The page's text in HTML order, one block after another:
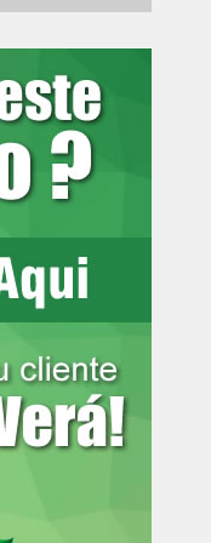
e destinam
atingidas por
Gerais (MP
Paraíba (MP
a incêndios
em
dos recursos de
deve
em 120 dias.
que mantém o
o ano. Caso